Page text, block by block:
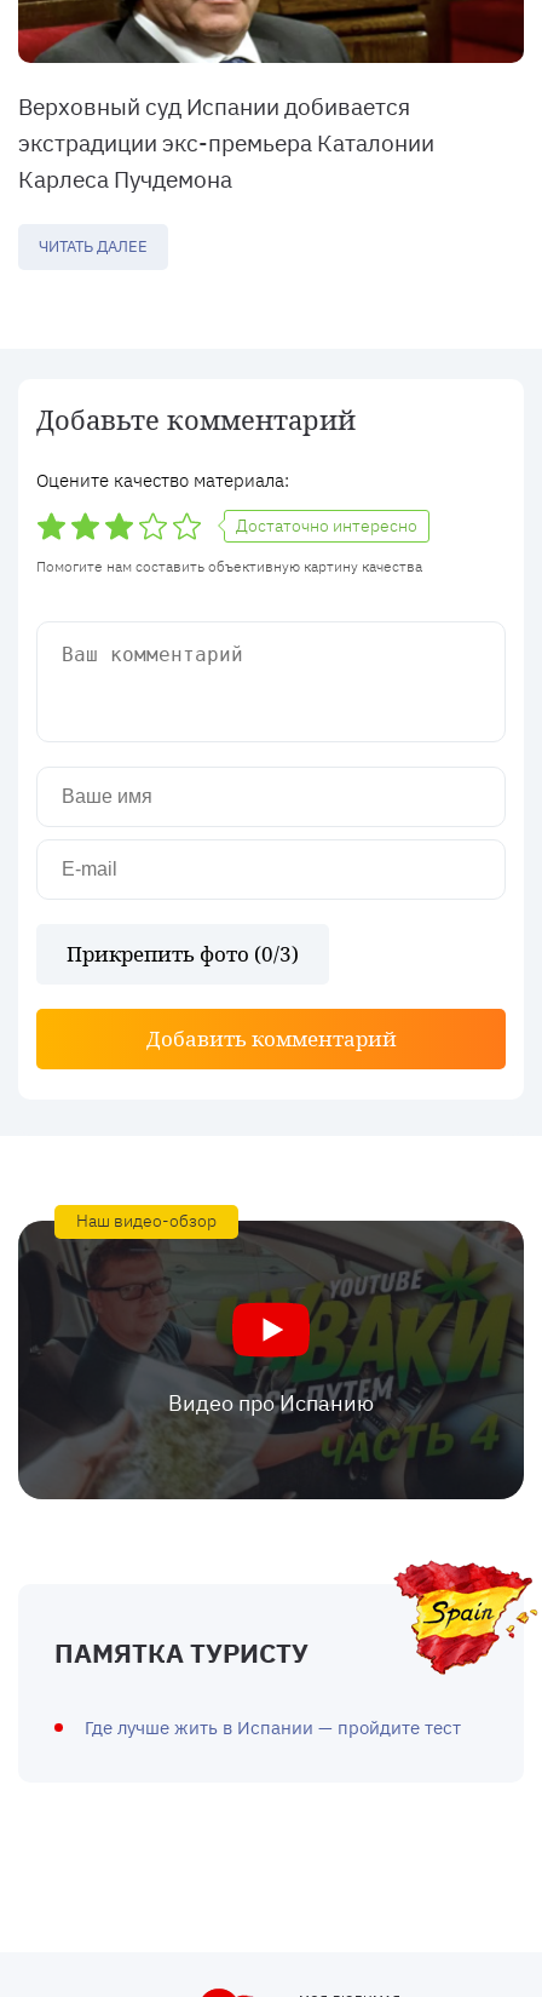
Верховный суд Испании добивается
экстрадиции экс-премьера Каталонии
Карлеса Пучдемона
ЧИТАТЬ ДАЛЕЕ
Добавьте комментарий
Оцените качество материала:
Достаточно интересно
Помогите нам составить объективную картину качества
Прикрепить фото (0/3)
Добавить комментарий
Наш видео-обзор
Видео про Испанию
ПАМЯТКА ТУРИСТУ
Где лучше жить в Испании — пройдите тест